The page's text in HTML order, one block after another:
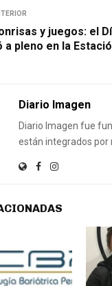
y juegos: el
pleno en la
Diario Imagen
Diario Imagen fue
están integrados por